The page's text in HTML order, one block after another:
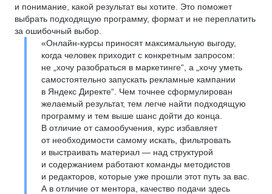
и понимание, какой результат вы хотите. Это поможет
выбрать подходящую программу, формат и не переплатить
за ошибочный выбор.
«Онлайн-курсы приносят максимальную выгоду,
когда человек приходит с конкретным запросом:
не „хочу разобраться в маркетинге“, а „хочу уметь
самостоятельно запускать рекламные кампании
в Яндекс Директе“. Чем точнее сформулирован
желаемый результат, тем легче найти подходящую
программу и тем выше шанс дойти до конца.
В отличие от самообучения, курс избавляет
от необходимости самому искать, фильтровать
и выстраивать материал — над структурой
и содержанием работают команды методистов
и редакторов, которые уже прошли этот путь за вас.
А в отличие от ментора, качество подачи здесь